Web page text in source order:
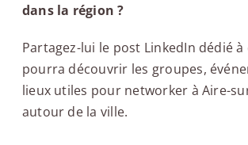
dans la région ?
Partagez-lui le post LinkedIn dédié à
pourra découvrir les groupes,
lieux utiles pour networker à Aire-
autour de la ville.